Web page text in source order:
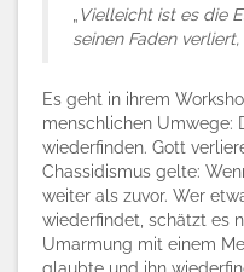
Vielleicht ist es die
seinen Faden
Es geht in ihrem
menschlichen Umwege:
wiederfinden. Gott
Chassidismus gelte:
weiter als zuvor. Wer
wiederfindet, schätzt es
Umarmung mit einem